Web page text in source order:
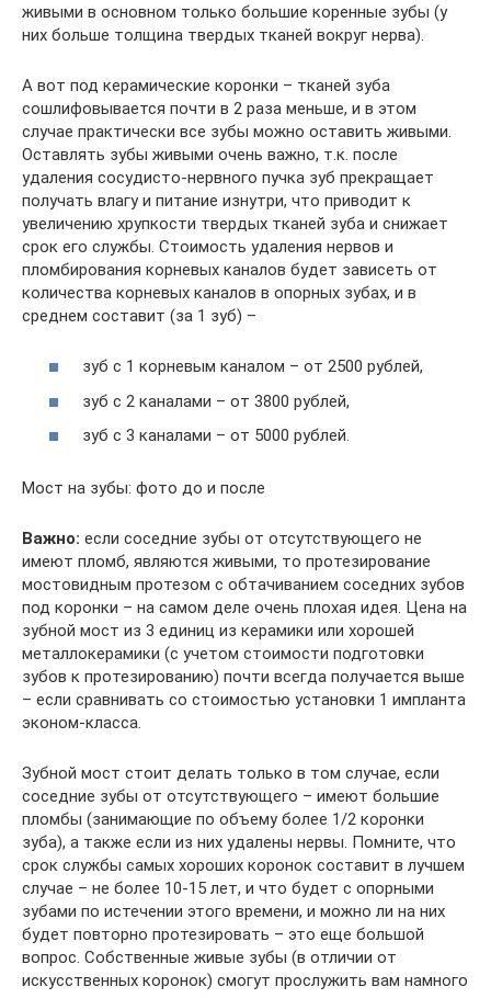
живыми в основном только большие коренные зубы (у
них больше толщина твердых тканей вокруг нерва).
А вот под керамические коронки – тканей зуба
сошлифовывается почти в 2 раза меньше, и в этом
случае практически все зубы можно оставить живыми.
Оставлять зубы живыми очень важно, т.к. после
удаления сосудисто-нервного пучка зуб прекращает
получать влагу и питание изнутри, что приводит к
увеличению хрупкости твердых тканей зуба и снижает
срок его службы. Стоимость удаления нервов и
пломбирования корневых каналов будет зависеть от
количества корневых каналов в опорных зубах, и в
среднем составит (за 1 зуб) –
зуб с 1 корневым каналом – от 2500 рублей,
зуб с 2 каналами – от 3800 рублей,
зуб с 3 каналами – от 5000 рублей.
Мост на зубы: фото до и после
Важно: если соседние зубы от отсутствующего не
имеют пломб, являются живыми, то протезирование
мостовидным протезом с обтачиванием соседних зубов
под коронки – на самом деле очень плохая идея. Цена на
зубной мост из 3 единиц из керамики или хорошей
металлокерамики (с учетом стоимости подготовки
зубов к протезированию) почти всегда получается выше
– если сравнивать со стоимостью установки 1 импланта
эконом-класса.
Зубной мост стоит делать только в том случае, если
соседние зубы от отсутствующего – имеют большие
пломбы (занимающие по объему более 1/2 коронки
зуба), а также если из них удалены нервы. Помните, что
срок службы самых хороших коронок составит в лучшем
случае – не более 10-15 лет, и что будет с опорными
зубами по истечении этого времени, и можно ли на них
будет повторно протезировать – это еще большой
вопрос. Собственные живые зубы (в отличии от
искусственных коронок) смогут прослужить вам намного